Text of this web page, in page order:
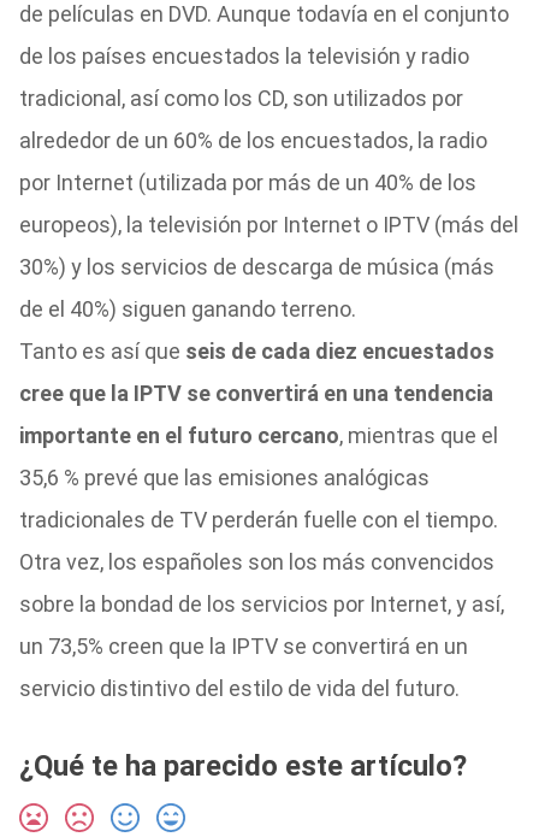
de películas en DVD. Aunque todavía en el conjunto
de los países encuestados la televisión y radio
tradicional, así como los CD, son utilizados por
alrededor de un 60% de los encuestados, la radio
por Internet (utilizada por más de un 40% de los
europeos), la televisión por Internet o IPTV (más del
30%) y los servicios de descarga de música (más
de el 40%) siguen ganando terreno.
Tanto es así que seis de cada diez encuestados
cree que la IPTV se convertirá en una tendencia
importante en el futuro cercano, mientras que el
35,6 % prevé que las emisiones analógicas
tradicionales de TV perderán fuelle con el tiempo.
Otra vez, los españoles son los más convencidos
sobre la bondad de los servicios por Internet, y así,
un 73,5% creen que la IPTV se convertirá en un
servicio distintivo del estilo de vida del futuro.
¿Qué te ha parecido este artículo?